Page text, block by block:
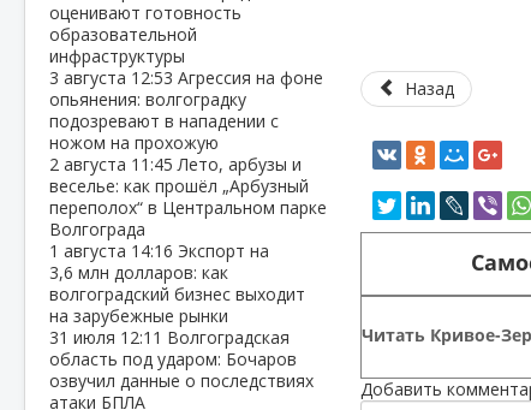
оценивают готовность
образовательной
инфраструктуры
3 августа 12:53 Агрессия на фоне
опьянения: волгоградку
подозревают в нападении с
ножом на прохожую
2 августа 11:45Лето, арбузы и
веселье: как прошёл „Арбузный
переполох“ в Центральном парке
Волгограда
1 августа 14:16 Экспорт на
3,6 млн долларов: как
волгоградский бизнес выходит
на зарубежные рынки
31 июля 12:11 Волгоградская
область под ударом: Бочаров
озвучил данные о последствиях
атаки БПЛА
Назад
Читать Кривое-
Добавить